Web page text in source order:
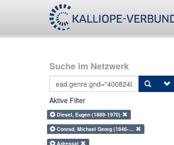
Suche im Netzwerk
Aktive Filter
Diesel, Eugen (1889-1970)
Conrad, Michael Georg (1846-…
Adressat